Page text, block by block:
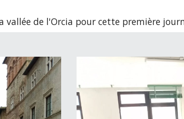
vallée de l'Orcia pour cette première